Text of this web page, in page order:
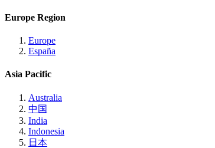
Europe Region
Europe
España
Asia Pacific
Australia
中国
India
Indonesia
日本